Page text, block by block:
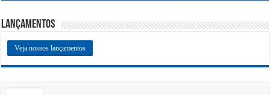
Lançamentos
Veja nossos lançamentos